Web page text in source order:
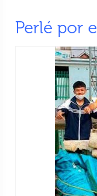
Perlé por